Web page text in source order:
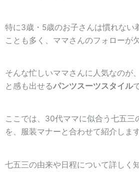
特に3歳・5歳のお子さんは慣れない
ことも多く、ママさんのフォローが
そんな忙しいママさんに人気なのが
と感も出せるパンツスーツスタイル
ここでは、30代ママに似合う七五三
を、服装マナーと合わせて紹介しま
七五三の由来や日程について詳しく